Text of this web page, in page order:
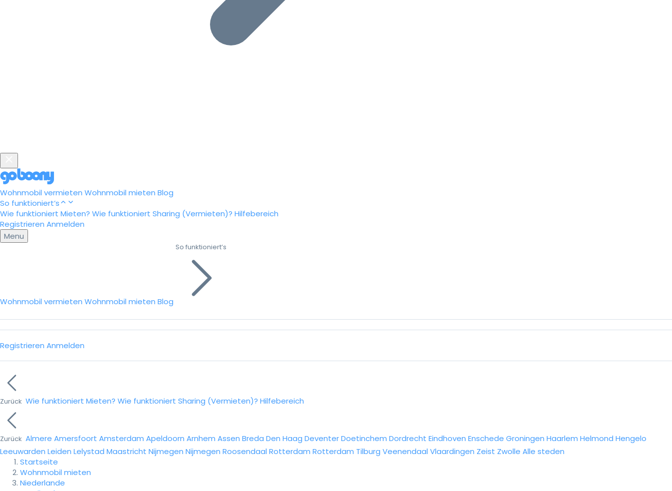
Wohnmobil vermieten Wohnmobil mieten Blog
So funktioniert’s
Wie funktioniert Mieten? Wie funktioniert Sharing (Vermieten)? Hilfebereich
Registrieren Anmelden
Menu
Wohnmobil vermieten Wohnmobil mieten Blog
So funktioniert’s
Registrieren Anmelden
Zurück Wie funktioniert Mieten? Wie funktioniert Sharing (Vermieten)? Hilfebereich
Zurück Almere Amersfoort Amsterdam Apeldoorn Arnhem Assen Breda Den Haag DeventerDoetinchem Dordrecht Eindhoven Enschede Groningen Haarlem Helmond Hengelo
Leeuwarden Leiden Lelystad Maastricht Nijmegen Nijmegen Roosendaal Rotterdam Rotterdam Tilburg Veenendaal Vlaardingen Zeist Zwolle Alle steden
Startseite
Wohnmobil mieten
Niederlande